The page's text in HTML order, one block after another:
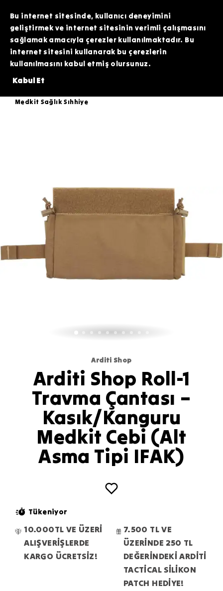
HATTIMIZDAN BİZİMLE İLETİŞİME GEÇEBİLİRSİNİZ. SİZE EN İYİ FIRSATLARI
SUNMAK İÇİN BURADAYIZ!
Bu internet sitesinde, kullanıcı deneyimini
geliştirmek ve internet sitesinin verimli çalışmasını
sağlamak amacıyla çerezler kullanılmaktadır. Bu
internet sitesini kullanarak bu çerezlerin
kullanılmasını kabul etmiş olursunuz.
Kabul Et
200 TL DEĞERİNDEKİ ARDİTİ TACTİCAL SİLİKON PATCH
Medkit Sağlık Sıhhiye
Arditi Shop
Arditi Shop Roll-1
Travma Çantası –
Kasık/Kanguru
Medkit Cebi (Alt
Asma Tipi IFAK)
Tükeniyor
10.000TL VE ÜZERİ
ALIŞVERİŞLERDE
KARGO ÜCRETSİZ!
7.500 TL VE
ÜZERİNDE 250 TL
DEĞERİNDEKİ ARDİTİ
TACTİCAL SİLİKON
PATCH HEDİYE!